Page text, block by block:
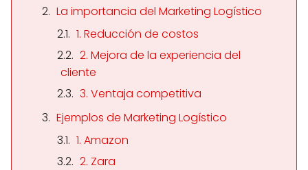
La importancia del Marketing Logístico
1. Reducción de costos
2. Mejora de la experiencia del
cliente
3. Ventaja competitiva
Ejemplos de Marketing Logístico
1. Amazon
2. Zara